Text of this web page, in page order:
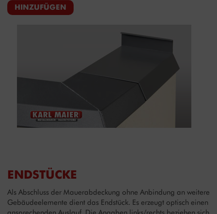
HINZUFÜGEN
ENDSTÜCKE
Als Abschluss der Mauerabdeckung ohne Anbindung an weitere
Gebäudeelemente dient das Endstück. Es erzeugt optisch einen